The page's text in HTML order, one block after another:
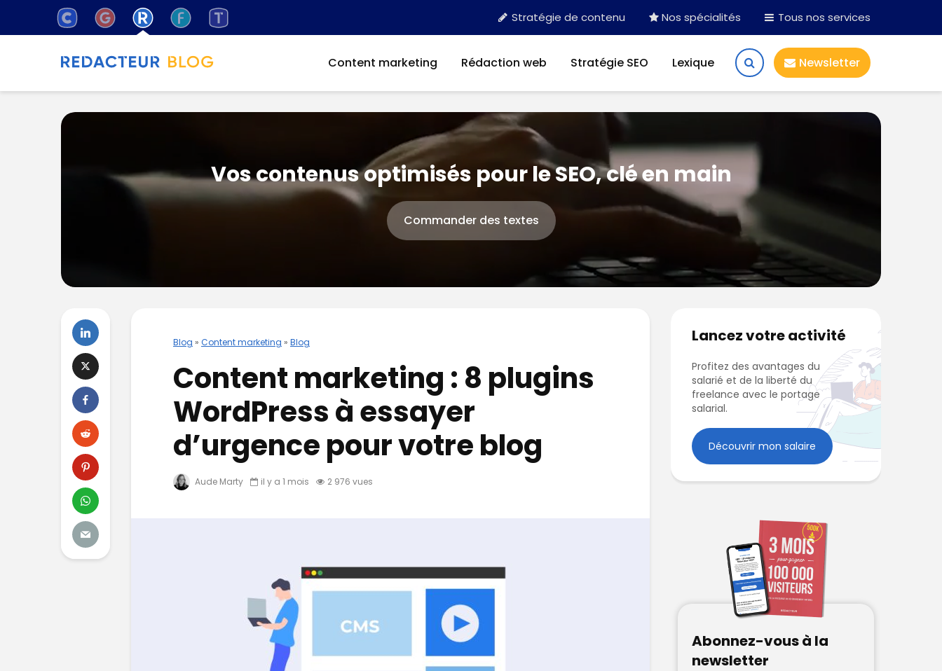
Stratégie de contenu Nos spécialités Tous nos services
Content marketing Rédaction web Stratégie SEO Lexique Newsletter
Vos contenus optimisés pour le SEO, clé en main
Commander des textes
Blog » Content marketing » Blog
Content marketing : 8 plugins
WordPress à essayer
d’urgence pour votre blog
Aude Marty il y a 1 mois 2 976 vues
Lancez votre activité
Profitez des avantages du
salarié et de la liberté du
freelance avec le portage
salarial.
Découvrir mon salaire
Abonnez-vous à la
newsletter